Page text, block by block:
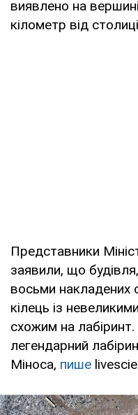
виявлено на
кілометр від
Представники
заявили, що
восьми накладених
кілець із
схожим на
легендарний
Міноса, пише